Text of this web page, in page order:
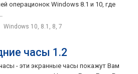
операционок Windows 8.1 и 10, где
Windows 10, 8.1, 8, 7
часы 1.2
- эти экранные часы покажут Вам